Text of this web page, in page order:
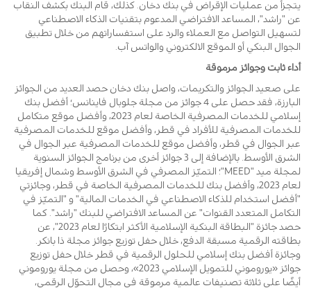
يتجزأ من عمليات الإقراض في بنك دخان. كذلك، قام البنك بكشف النقاب
عن "راشد"، المساعد الافتراضي المدعوم بتقنيات الذكاء الاصطناعي
لتسهيل التواصل مع العملاء والرد على استفساراتهم من خلال تطبيق
الجوال البنكي أو الموقع الالكتروني والواتس آب.
أداء ثابت وجوائز مرموقة
على صعيد الجوائز والتكريمات، واصل بنك دخان حصد العديد من الجوائز
البارزة، فقد حصل على 4 جوائز من مجلة جلوبال فاينانس؛ أفضل بنك
إسلامي للخدمات المصرفية الخاصة لعام 2023، وأفضل موقع متكامل
للخدمات المصرفية للأفراد في قطر، وأفضل موقع للخدمات المصرفية
عبر الجوال في قطر، وأفضل موقع للخدمات المصرفية عبر الجوال في
الشرق الأوسط. بالإضافة إلى 3 جوائز أخرى من برنامج الجوائز السنوية
لمجلة ميد "MEED"؛ التميّز المصرفي في الشرق الأوسط وشمال إفريقيا
لعام 2023، وأفضل بنك للخدمات المصرفية الخاصة في قطر، وجائزتي
"أفضل استخدام للذكاء الاصطناعي في الخدمات المالية" و "التميّز في
التكامل المتعدد القنوات" عن المساعد الافتراضي للبنك "راشد". كما
حصد جائزة "البطاقة البنكية الإسلامية الأكثر ابتكارًا لعام 2023"، عن
بطاقته الرقمية مسبقة الدفع، خلال حفل توزيع جوائز مجلة ذا بانكر.
وجائزة أفضل بنك إسلامي للحلول الرقمية في قطر خلال حفل توزيع
جوائز «يوروموني للتمويل الإسلامي 2023»، وحصل من مجلة يوروموني
أيضًا على ثلاثة تصنيفات عالمية مرموقة في مجال التحوّل الرقمي،